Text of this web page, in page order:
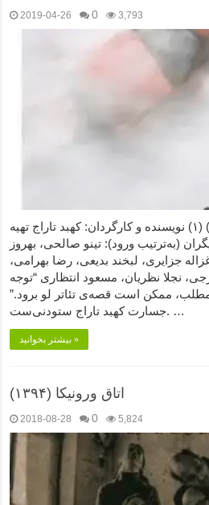
2019-04-26 0 3,793
غلامرضا لبخندی (۱۳۹۸) (۱) نویسنده و کارگردان: کهبد تاراج تهیه
(به‌ترتیب ورود): تینو صالحی، بهروز
جزایری، لبخند بدیعی، رضا بهرامی،
نجلا نظریان، مسعود انتظاری “توجه
مطلب، ممکن است قصه‌ی تئاتر لو برود.”
جسارت کهبد تاراج ستودنی‌ست. …
بیشتر بخوانید »
اتاق ورونیکا (۱۳۹۴)
2018-08-28 0 5,824